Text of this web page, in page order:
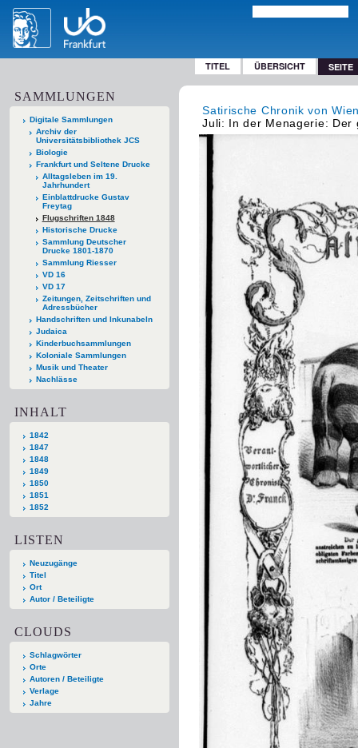
TITEL ÜBERSICHT SEITE
SAMMLUNGEN
Digitale Sammlungen
Archiv der
Universitätsbibliothek JCS
Biologie
Frankfurt und Seltene Drucke
Alltagsleben im 19.
Jahrhundert
Einblattdrucke Gustav
Freytag
Flugschriften 1848
Historische Drucke
Sammlung Deutscher
Drucke 1801-1870
Sammlung Riesser
VD 16
VD 17
Zeitungen, Zeitschriften und
Adressbücher
Handschriften und Inkunabeln
Judaica
Kinderbuchsammlungen
Koloniale Sammlungen
Musik und Theater
Nachlässe
INHALT
1842
1847
1848
1849
1850
1851
1852
LISTEN
Neuzugänge
Titel
Ort
Autor / Beteiligte
CLOUDS
Schlagwörter
Orte
Autoren / Beteiligte
Verlage
Jahre
Satirische Chronik von
Juli: In der Menagerie: Der